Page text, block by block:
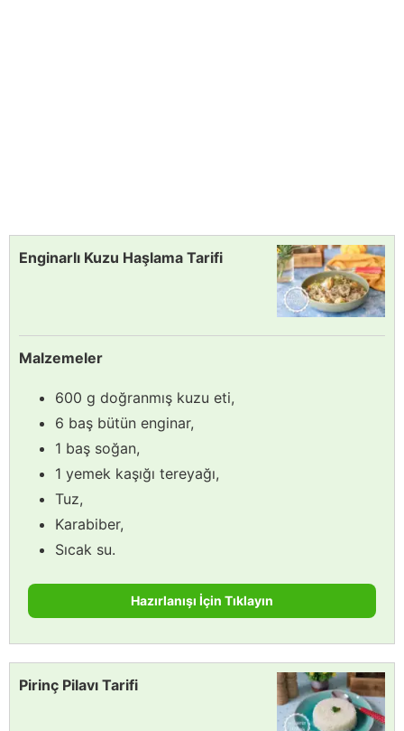
Enginarlı Kuzu Haşlama Tarifi
Malzemeler
600 g doğranmış kuzu eti,
6 baş bütün enginar,
1 baş soğan,
1 yemek kaşığı tereyağı,
Tuz,
Karabiber,
Sıcak su.
Hazırlanışı İçin Tıklayın
Pirinç Pilavı Tarifi